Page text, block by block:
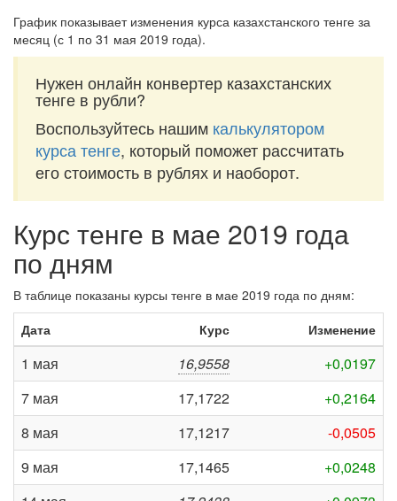
График показывает изменения курса казахстанского тенге за
месяц (с 1 по 31 мая 2019 года).
Нужен онлайн конвертер казахстанских
тенге в рубли?
Воспользуйтесь нашим калькулятором
курса тенге, который поможет рассчитать
его стоимость в рублях и наоборот.
Курс тенге в мае 2019 года
по дням
В таблице показаны курсы тенге в мае 2019 года по дням:
Дата
Курс Изменение
1 мая 16,9558
+0,0197
7 мая
17,1722
+0,2164
8 мая
17,1217
-0,0505
9 мая
17,1465
+0,0248